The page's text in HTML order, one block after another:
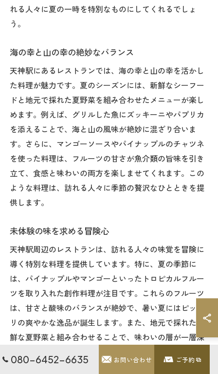
れる人々に夏の一時を特別なものにしてくれるでしょ
う。
海の幸と山の幸の絶妙なバランス
天神駅にあるレストランでは、海の幸と山の幸を活かし
た料理が魅力です。夏のシーズンには、新鮮なシーフー
ドと地元で採れた夏野菜を組み合わせたメニューが楽し
めます。例えば、グリルした魚にズッキーニやパプリカ
を添えることで、海と山の風味が絶妙に混ざり合いま
す。さらに、マンゴーソースやパイナップルのチャツネ
を使った料理は、フルーツの甘さが魚介類の旨味を引き
立て、食感と味わいの両方を楽しませてくれます。この
ような料理は、訪れる人々に季節の贅沢なひとときを提
供します。
未体験の味を求める冒険心
天神駅周辺のレストランは、訪れる人々の味覚を冒険に
導く特別な料理を提供しています。特に、夏の季節に
は、パイナップルやマンゴーといったトロピカルフルー
ツを取り入れた創作料理が注目です。これらのフルーツ
は、甘さと酸味のバランスが絶妙で、暑い夏にはピッタ
リの爽やかな逸品が誕生します。また、地元で採れた新
鮮な夏野菜と組み合わせることで、味わいの層が一層深
まさに未体験の味を楽しむ冒険です。訪れる人々は一口
080-6452-6635 お問い合わせ ご予約